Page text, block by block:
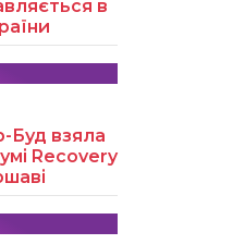
в
Буд взяла
Recovery